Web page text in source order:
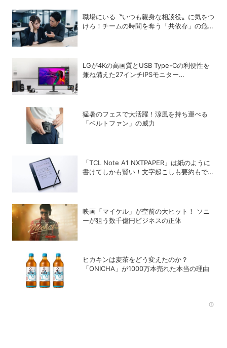
職場にいる〝いつも親身な相談役〟に気をつ
けろ！チームの時間を奪う「共依存」の危険
LGが4Kの高画質とUSB Type-Cの利便性を
兼ね備えた27インチIPSモニター
猛暑のフェスで大活躍！涼風を持ち運べる
「ベルトファン」の威力
「TCL Note A1 NXTPAPER」は紙のように
書けてしかも賢い！文字起こしも要約もでき
映画「マイケル」が空前の大ヒット！ ソニ
ーが狙う数千億円ビジネスの正体
ヒカキンは麦茶をどう変えたのか？
「ONICHA」が1000万本売れた本当の理由